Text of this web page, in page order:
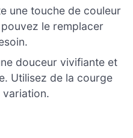
une touche de couleur
le remplacer
douceur vivifiante et
Utilisez de la courge
variation.